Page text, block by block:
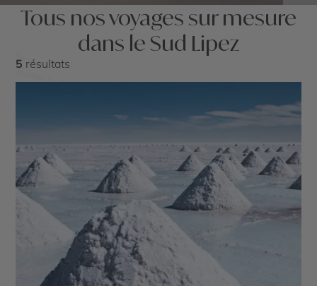
Tous nos voyages sur mesure
dans le Sud Lipez
5 résultats